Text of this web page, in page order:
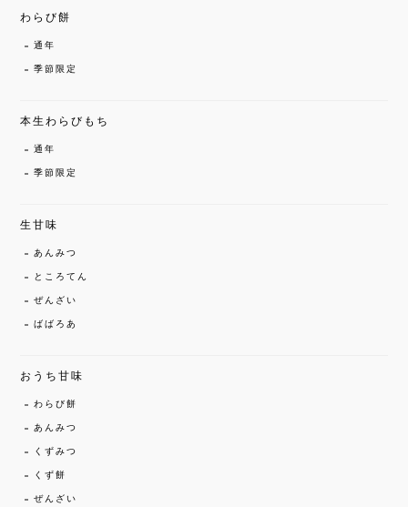
わらび餅
通年
季節限定
本生わらびもち
通年
季節限定
生甘味
あんみつ
ところてん
ぜんざい
ばばろあ
おうち甘味
わらび餅
あんみつ
くずみつ
くず餅
ぜんざい